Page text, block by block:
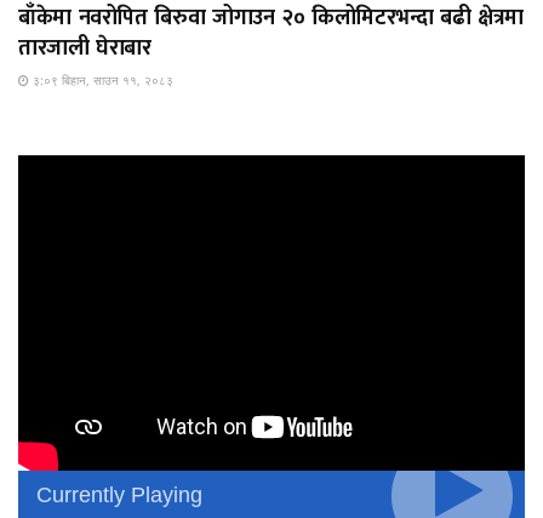
बाँकेमा नवरोपित बिरुवा जोगाउन २० किलोमिटरभन्दा बढी क्षेत्रमा
तारजाली घेराबार
३:०९ बिहान, साउन ११, २०८३
Currently Playing